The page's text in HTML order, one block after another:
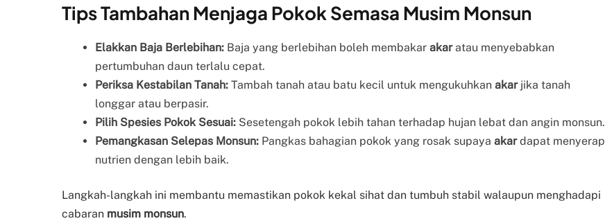
Tips Tambahan Menjaga Pokok Semasa Musim Monsun
Elakkan Baja Berlebihan: Baja yang berlebihan boleh membakar akaratau menyebabkan
pertumbuhan daun terlalu cepat.
Periksa Kestabilan Tanah: Tambah tanah atau batu kecil untuk mengukuhkan akarjika tanah
longgar atau berpasir.
Pilih Spesies Pokok Sesuai: Sesetengah pokok lebih tahan terhadap hujan lebat dan angin monsun.
Pemangkasan Selepas Monsun: Pangkas bahagian pokok yang rosak supaya akardapat menyerap
nutrien dengan lebih baik.
Langkah-langkah ini membantu memastikan pokok kekal sihat dan tumbuh stabil walaupun menghadapi
cabaran musim monsun.